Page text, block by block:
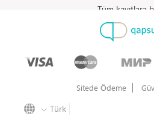
Tüm kayıtlara
Sitede Ödeme
Türk